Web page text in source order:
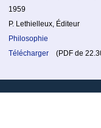
1959
P. Lethielleux, Éditeur
Philosophie
Télécharger (PDF de